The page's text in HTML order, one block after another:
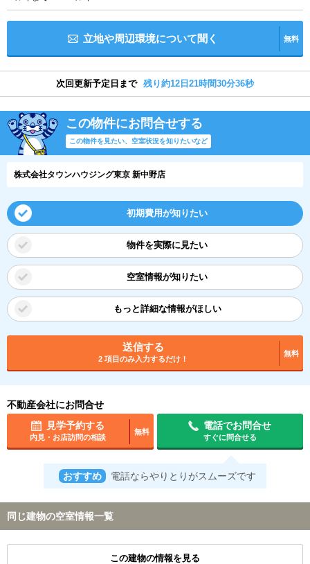
立地や周辺環境について聞く 無料
次回更新予定日まで 残り約12日21時間30分36秒
この物件にお問合せする
この物件を見たい、空室状況を知りたいなど
株式会社タウンハウジング東京 新中野店
初期費用が知りたい
物件を実際に見たい
空室情報が知りたい
もっと詳細な情報がほしい
送信する
2 項目のみ入力するだけ！
無料
不動産会社にお問合せ
見学予約する
内見・お店訪問の相談
無料
電話でお問合せ
すぐに問合せる
おすすめ 電話ならやりとりがスムーズです
同じ建物の空室情報一覧
この建物の情報を見る